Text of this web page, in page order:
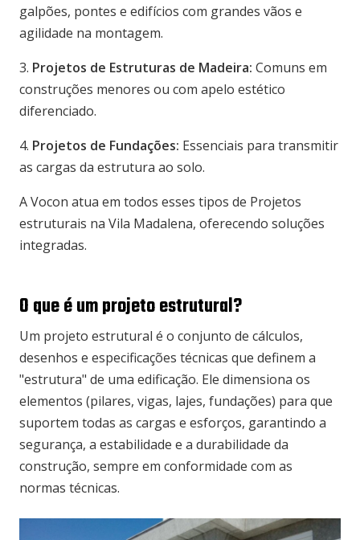
galpões, pontes e edifícios com grandes vãos e
agilidade na montagem.
3. Projetos de Estruturas de Madeira: Comuns em
construções menores ou com apelo estético
diferenciado.
4. Projetos de Fundações: Essenciais para transmitir
as cargas da estrutura ao solo.
A Vocon atua em todos esses tipos de Projetos
estruturais na Vila Madalena, oferecendo soluções
integradas.
O que é um projeto estrutural?
Um projeto estrutural é o conjunto de cálculos,
desenhos e especificações técnicas que definem a
"estrutura" de uma edificação. Ele dimensiona os
elementos (pilares, vigas, lajes, fundações) para que
suportem todas as cargas e esforços, garantindo a
segurança, a estabilidade e a durabilidade da
construção, sempre em conformidade com as
normas técnicas.